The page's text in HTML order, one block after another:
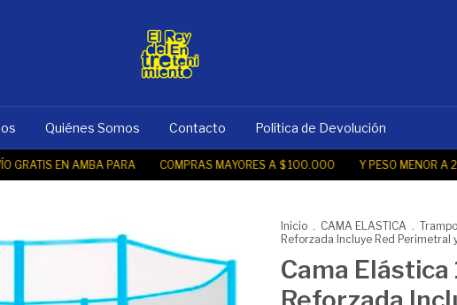
Quiénes Somos Contacto Política de Devolución
EN AMBA PARA COMPRAS MAYORES A $ 100.000 Y PESO MENOR A 20KG
Inicio . CAMA ELASTICA .
Reforzada Incluye Red Perimetral
Cama